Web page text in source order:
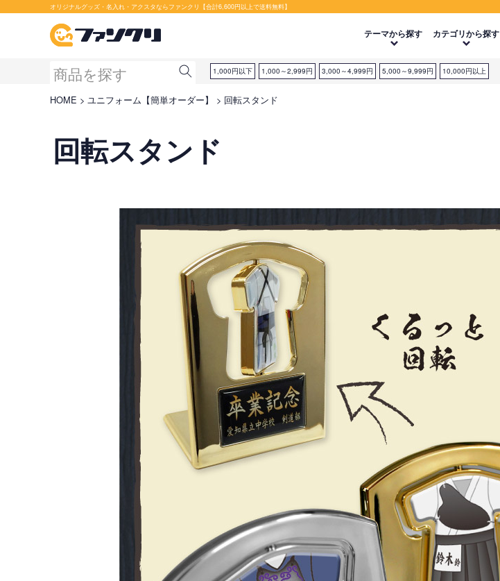
オリジナルグッズ・名入れ・アクスタならファンクリ【合計6,600円以上で送料無料】
テーマから探す カテゴリから探す
1,000円以下 1,000～2,999円 3,000～4,999円 5,000～9,999円 10,000円以上
HOME ユニフォーム【簡単オーダー】 回転スタンド
回転スタンド